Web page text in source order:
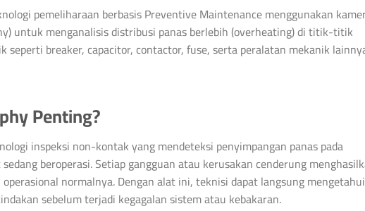
pemeliharaan berbasis Preventive Maintenance menggunakan
untuk menganalisis distribusi panas berlebih (overheating) di titik-titik
seperti breaker, capacitor, contactor, fuse, serta peralatan mekanik
Penting?
inspeksi non-kontak yang mendeteksi penyimpangan panas pada
beroperasi. Setiap gangguan atau kerusakan cenderung
normalnya. Dengan alat ini, teknisi dapat langsung mengetahui
sebelum terjadi kegagalan sistem atau kebakaran.